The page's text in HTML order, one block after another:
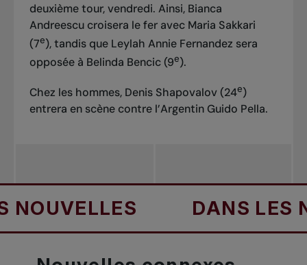
deuxième tour, vendredi. Ainsi, Bianca
Andreescu croisera le fer avec Maria Sakkari
(7e), tandis que Leylah Annie Fernandez sera
opposée à Belinda Bencic (9e).
Chez les hommes, Denis Shapovalov (24e)
entrera en scène contre l’Argentin Guido Pella.
DANS LES